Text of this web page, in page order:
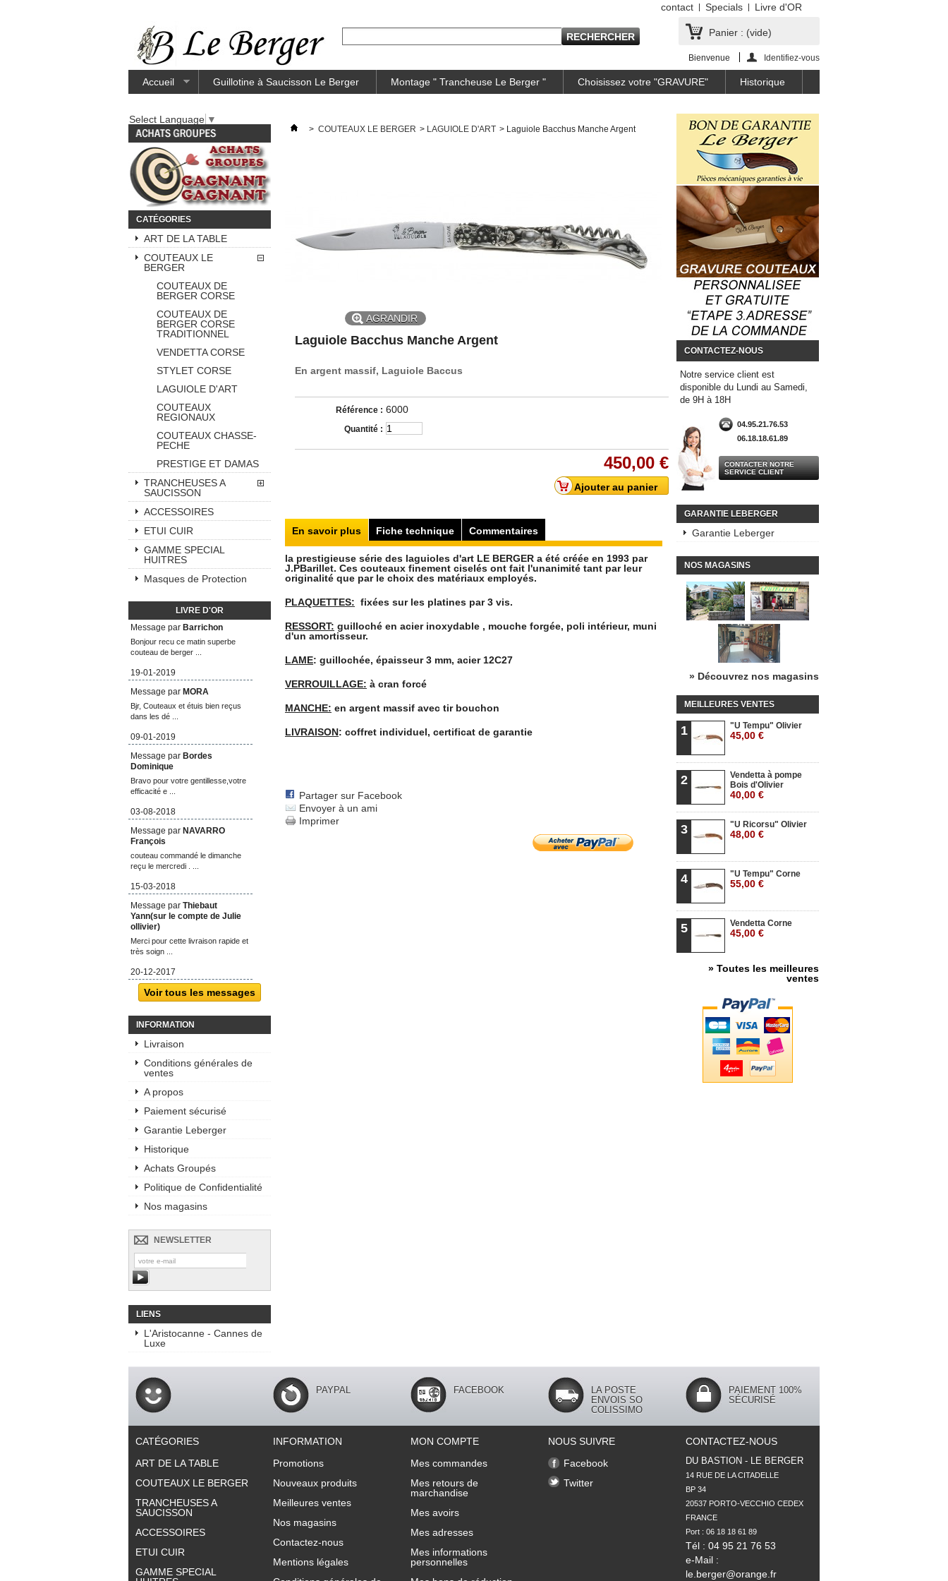
contact Specials Livre d'OR
Panier : (vide)
Bienvenue Identifiez-vous
Accueil Guillotine à Saucisson Le Berger Montage " Trancheuse Le Berger " Choisissez votre "GRAVURE" Historique
Select Language ▼
CATÉGORIES
ART DE LA TABLE
COUTEAUX LE
BERGER
COUTEAUX DE
BERGER CORSE
COUTEAUX DE
BERGER CORSE
TRADITIONNEL
VENDETTA CORSE
STYLET CORSE
LAGUIOLE D'ART
COUTEAUX
REGIONAUX
COUTEAUX CHASSE-
PECHE
PRESTIGE ET DAMAS
TRANCHEUSES A
SAUCISSON
ACCESSOIRES
ETUI CUIR
GAMME SPECIAL
HUITRES
Masques de Protection
LIVRE D'OR
Message par Barrichon
Bonjour recu ce matin superbe
couteau de berger ...
19-01-2019
Message par MORA
Bjr, Couteaux et étuis bien reçus
dans les dé ...
09-01-2019
Message par Bordes
Dominique
Bravo pour votre gentillesse,votre
efficacité e ...
03-08-2018
Message par NAVARRO
François
couteau commandé le dimanche
reçu le mercredi . ...
15-03-2018
Message par Thiebaut
Yann(sur le compte de Julie
ollivier)
Merci pour cette livraison rapide et
très soign ...
20-12-2017
Voir tous les messages
INFORMATION
Livraison
Conditions générales de
ventes
A propos
Paiement sécurisé
Garantie Leberger
Historique
Achats Groupés
Politique de Confidentialité
Nos magasins
NEWSLETTER
LIENS
L'Aristocanne - Cannes de
Luxe
> COUTEAUX LE BERGER > LAGUIOLE D'ART > Laguiole Bacchus Manche Argent
AGRANDIR
Laguiole Bacchus Manche Argent
En argent massif, Laguiole Baccus
Référence : 6000
Quantité :
450,00 €
En savoir plus Fiche technique Commentaires
la prestigieuse série des laguioles d'art LE BERGER a été créée en 1993 par
J.PBarillet. Ces couteaux finement ciselés ont fait l'unanimité tant par leur
originalité que par le choix des matériaux employés.
PLAQUETTES: fixées sur les platines par 3 vis.
RESSORT: guilloché en acier inoxydable , mouche forgée, poli intérieur, muni
d'un amortisseur.
LAME: guillochée, épaisseur 3 mm, acier 12C27
VERROUILLAGE: à cran forcé
MANCHE: en argent massif avec tir bouchon
LIVRAISON: coffret individuel, certificat de garantie
Partager sur Facebook
Envoyer à un ami
Imprimer
CONTACTEZ-NOUS
Notre service client est
disponible du Lundi au Samedi,
de 9H à 18H
04.95.21.76.53
06.18.18.61.89
CONTACTER NOTRE
SERVICE CLIENT
GARANTIE LEBERGER
Garantie Leberger
NOS MAGASINS
» Découvrez nos magasins
MEILLEURES VENTES
1 "U Tempu" Olivier
45,00 €
2
Vendetta à pompe
Bois d'Olivier
40,00 €
3 "U Ricorsu" Olivier
48,00 €
4 "U Tempu" Corne
55,00 €
5 Vendetta Corne
45,00 €
» Toutes les meilleures
ventes
PAYPAL FACEBOOK
LA POSTE
ENVOIS SO
COLISSIMO
PAIEMENT 100%
SÉCURISÉ
CATÉGORIES
ART DE LA TABLE
COUTEAUX LE BERGER
TRANCHEUSES A
SAUCISSON
ACCESSOIRES
ETUI CUIR
GAMME SPECIAL
INFORMATION
Promotions
Nouveaux produits
Meilleures ventes
Nos magasins
Contactez-nous
Mentions légales
MON COMPTE
Mes commandes
Mes retours de
marchandise
Mes avoirs
Mes adresses
Mes informations
personnelles
NOUS SUIVRE
Facebook
Twitter
CONTACTEZ-NOUS
DU BASTION - LE BERGER
14 RUE DE LA CITADELLE
BP 34
20537 PORTO-VECCHIO CEDEX
FRANCE
Tél : 04 95 21 76 53
e-Mail :
le.berger@orange.fr